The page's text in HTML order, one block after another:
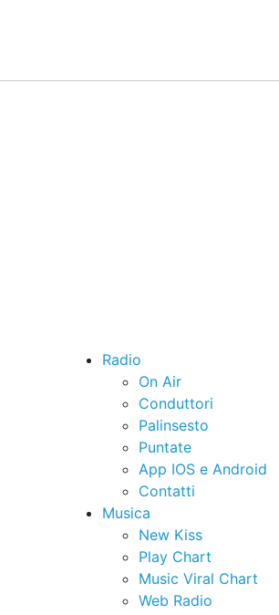
Radio
On Air
Conduttori
Palinsesto
Puntate
App IOS e Android
Contatti
Musica
New Kiss
Play Chart
Music Viral Chart
Web Radio